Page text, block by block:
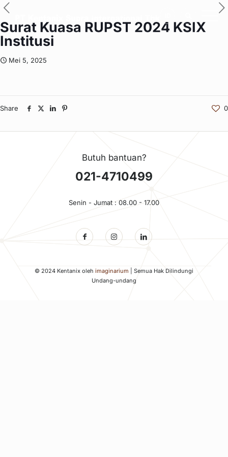
Surat Kuasa RUPST 2024 KSIX
Institusi
Mei 5, 2025
Share 0
Butuh bantuan?
021-4710499
Senin - Jumat : 08.00 - 17.00
© 2024 Kentanix oleh imaginarium | Semua Hak Dilindungi
Undang-undang